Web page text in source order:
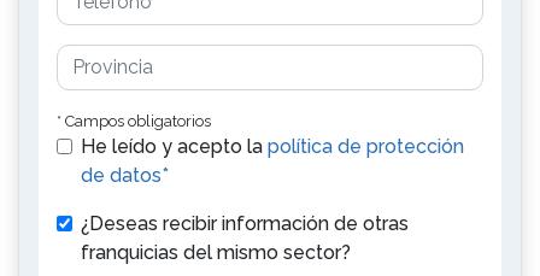
* Campos obligatorios
He leído y acepto la política de protección
de datos*
¿Deseas recibir información de otras
franquicias del mismo sector?